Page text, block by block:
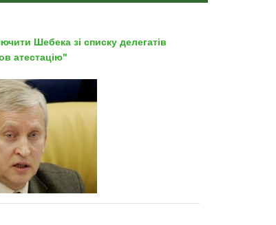
Шебека зі списку делегатів
атестацію"